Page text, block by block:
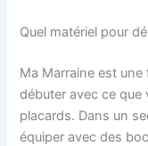
Quel matériel pour
Ma Marraine est
débuter avec ce
placards. Dans un
équiper avec des